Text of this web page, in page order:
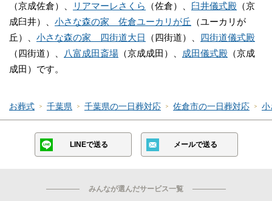
（京成佐倉）、
リアマーレさくら （佐倉）、 臼井儀式殿 （京
成臼井）、 小さな森の家 佐倉ユーカリが丘 （ユーカリが
丘）、 小さな森の家 四街道大日 （四街道）、 四街道儀式殿
（四街道）、
八富成田斎場 （京成成田）、 成田儀式殿 （京成
成田）です。
お葬式 千葉県 千葉県の一日葬対応 佐倉市の一日葬対応
LINEで送る メールで送る
みんなが選んだサービス一覧